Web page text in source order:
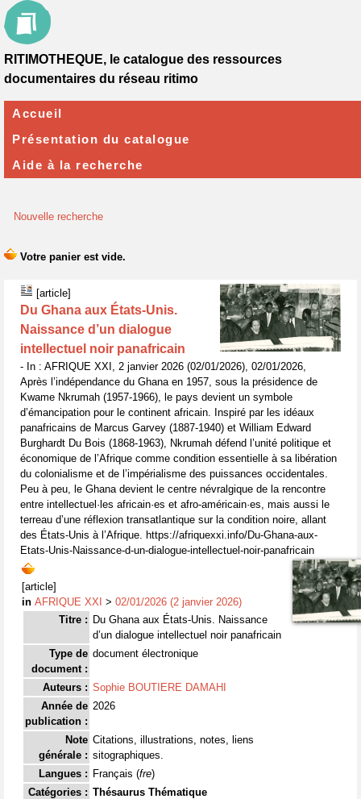
Nouvelle recherche
[article]
Du Ghana aux États-Unis.
Naissance d’un dialogue
intellectuel noir panafricain
- In : AFRIQUE XXI, 2 janvier 2026 (02/01/2026), 02/01/2026,
Après l’indépendance du Ghana en 1957, sous la présidence de
Kwame Nkrumah (1957-1966), le pays devient un symbole
d’émancipation pour le continent africain. Inspiré par les idéaux
panafricains de Marcus Garvey (1887-1940) et William Edward
Burghardt Du Bois (1868-1963), Nkrumah défend l’unité politique et
économique de l’Afrique comme condition essentielle à sa libération
du colonialisme et de l’impérialisme des puissances occidentales.
Peu à peu, le Ghana devient le centre névralgique de la rencontre
entre intellectuel·les africain·es et afro-américain·es, mais aussi le
terreau d’une réflexion transatlantique sur la condition noire, allant
des États-Unis à l’Afrique. https://afriquexxi.info/Du-Ghana-aux-
Etats-Unis-Naissance-d-un-dialogue-intellectuel-noir-panafricain
[article]
in AFRIQUE XXI > 02/01/2026 (2 janvier 2026)
Titre : Du Ghana aux États-Unis. Naissance
d’un dialogue intellectuel noir panafricain
Type de
document :
document électronique
Auteurs : Sophie BOUTIERE DAMAHI
Année de
publication :
2026
Note
générale :
Citations, illustrations, notes, liens
sitographiques.
Langues : Français (fre)
Catégories : Thésaurus Thématique
RITIMOTHEQUE, le catalogue des ressources
documentaires du réseau ritimo
Accueil
Présentation du catalogue
Aide à la recherche